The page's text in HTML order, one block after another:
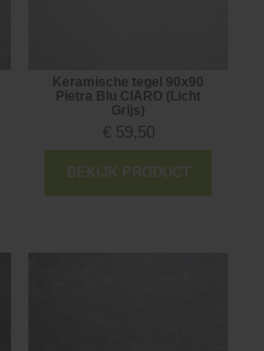
Keramische tegel 90x90
Pietra Blu CIARO (Licht
Grijs)
€ 59,50
BEKIJK PRODUCT